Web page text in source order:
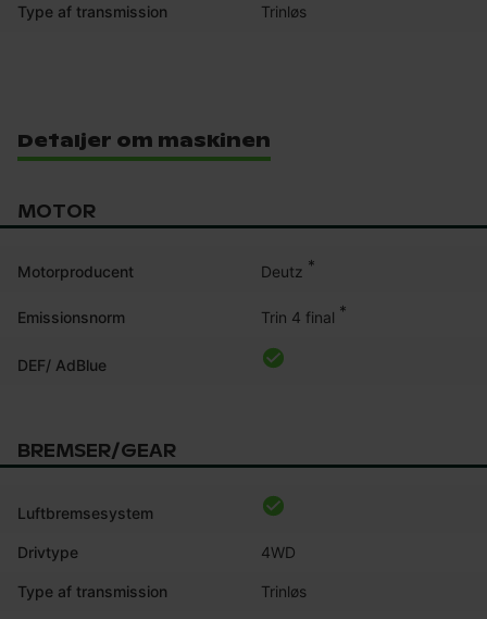
Type af transmission Trinløs
Detaljer om maskinen
MOTOR
Motorproducent Deutz *
Emissionsnorm Trin 4 final *
DEF/ AdBlue
BREMSER/GEAR
Luftbremsesystem
Drivtype 4WD
Type af transmission Trinløs